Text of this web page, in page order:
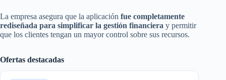
La empresa asegura que la aplicación fue completamente
rediseñada para simplificar la gestión financiera y permitir
que los clientes tengan un mayor control sobre sus recursos.
Ofertas destacadas